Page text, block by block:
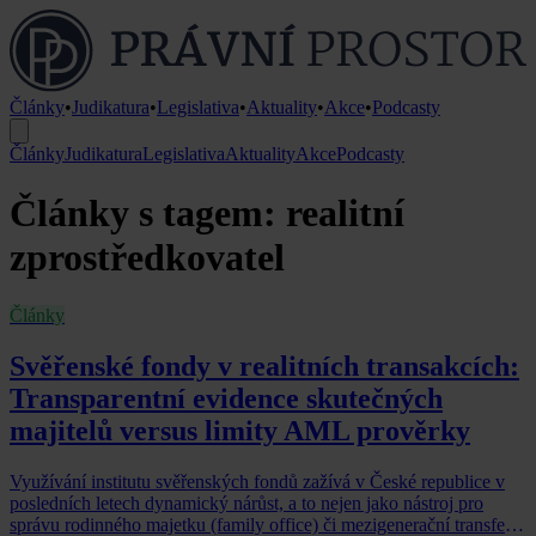
Články•Judikatura•Legislativa•Aktuality•Akce•Podcasty
ČlánkyJudikaturaLegislativaAktualityAkcePodcasty
Články s tagem: realitní
zprostředkovatel
Články
Svěřenské fondy v realitních transakcích:
Transparentní evidence skutečných
majitelů versus limity AML prověrky
Využívání institutu svěřenských fondů zažívá v České republice v
posledních letech dynamický nárůst, a to nejen jako nástroj pro
správu rodinného majetku (family office) či mezigenerační transfer,